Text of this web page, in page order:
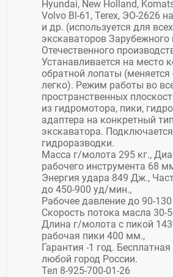
Hyundai, New Holland,
Volvo Bl-61, Terex, ЭО-2626
и др. (используется для
экскаваторов Зарубежного
Отечественного
Устанавливается на место
обратной лопаты (меняется
легко). Режим работы во
пространственных
из гидромотора, пики,
адаптера на конкретный тип
экскаватора.
гидроразводки.
Масса г/молота 295 кг.,
рабочего инструмента 68
Энергия удара 849 Дж.,
до 450-900 уд/мин.,
Рабочее давление до 90-
Скорость потока масла 30-
Длина г/молота с пикой
рабочая пики 400 мм.,
Гарантия -1 год.
любой город России.
Тел 8-925-700-01-26